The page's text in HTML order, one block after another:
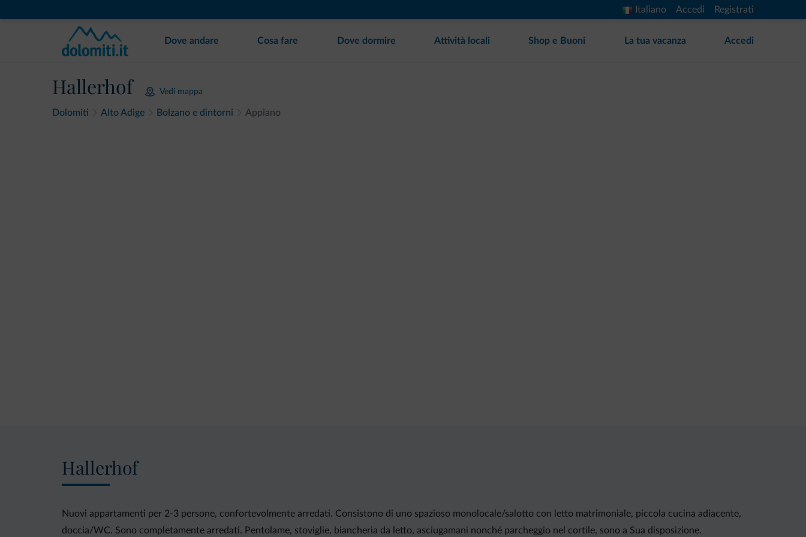
Italiano Accedi Registrati
Dove andare Cosa fare Dove dormire Attività locali Shop e Buoni La tua vacanza Accedi
Hallerhof Vedi mappa
Dolomiti Alto Adige Bolzano e dintorni Appiano
Hallerhof
Nuovi appartamenti per 2-3 persone, confortevolmente arredati. Consistono di uno spazioso monolocale/salotto con letto matrimoniale, piccola cucina adiacente,
doccia/WC. Sono completamente arredati. Pentolame, stoviglie, biancheria da letto, asciugamani nonché parcheggio nel cortile, sono a Sua disposizione.